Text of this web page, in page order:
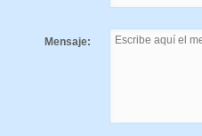
Mensaje: